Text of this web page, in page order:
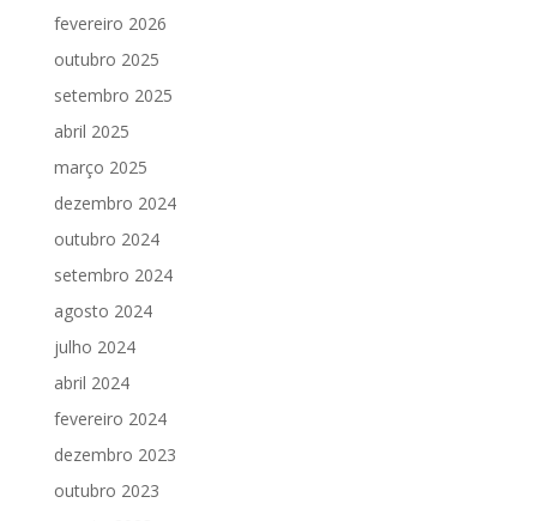
fevereiro 2026
outubro 2025
setembro 2025
abril 2025
março 2025
dezembro 2024
outubro 2024
setembro 2024
agosto 2024
julho 2024
abril 2024
fevereiro 2024
dezembro 2023
outubro 2023